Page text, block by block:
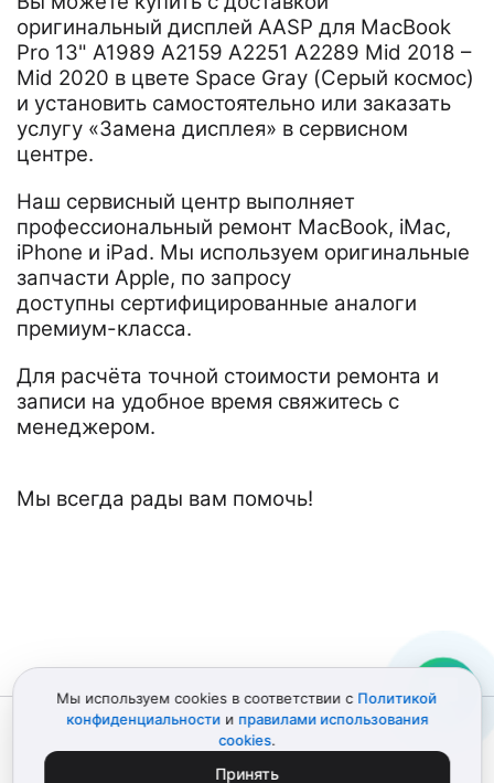
оригинальный дисплей AASP для MacBook
Pro 13" A1989 A2159 A2251 A2289 Mid 2018 –
Mid 2020 в цвете Space Gray (Серый космос)
и установить самостоятельно или заказать
услугу «Замена дисплея» в сервисном
центре.
Наш сервисный центр выполняет
профессиональный ремонт MacBook, iMac,
iPhone и iPad. Мы используем оригинальные
запчасти Apple, по запросу
доступны сертифицированные аналоги
премиум-класса.
Для расчёта точной стоимости ремонта и
записи на удобное время свяжитесь с
менеджером.
Мы всегда рады вам помочь!
© 2012–2026 Детали Эпл
Политика конфиденциальности
Пользовательское соглашение
ИП Поликарпов Д.В. • ИНН 772151303741
Мы используем cookies в соответствии с Политикой
конфиденциальности и правилами использования
cookies.
Принять